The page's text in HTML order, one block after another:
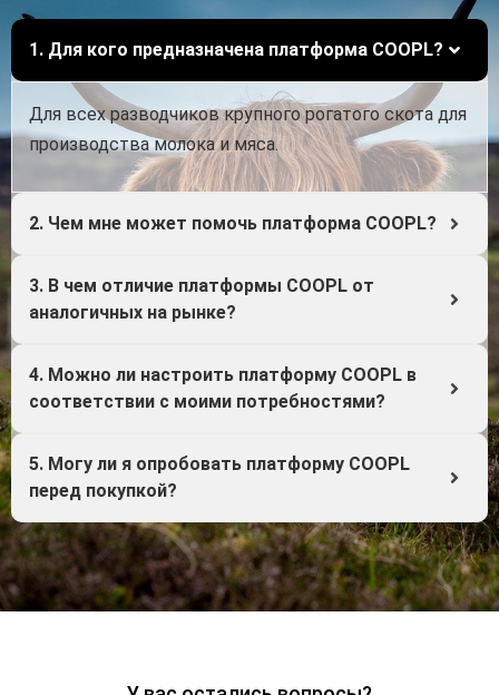
1. Для кого предназначена платформа COOPL?
Для всех разводчиков крупного рогатого скота для
производства молока и мяса.
2. Чем мне может помочь платформа COOPL?
3. В чем отличие платформы COOPL от
аналогичных на рынке?
4. Можно ли настроить платформу COOPL в
соответствии с моими потребностями?
5. Могу ли я опробовать платформу COOPL
перед покупкой?